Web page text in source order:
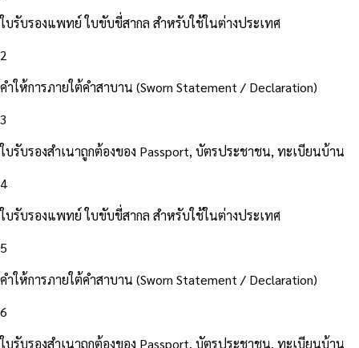
ใบรับรองแพทย์ ใบขับขี่สากล สำหรับใช้ในต่างประเทศ
2
คำให้การภายใต้คำสาบาน (Sworn Statement / Declaration)
3
ใบรับรองสำเนาถูกต้องของ Passport, บัตรประชาชน, ทะเบียนบ้าน
4
ใบรับรองแพทย์ ใบขับขี่สากล สำหรับใช้ในต่างประเทศ
5
คำให้การภายใต้คำสาบาน (Sworn Statement / Declaration)
6
ใบรับรองสำเนาถูกต้องของ Passport, บัตรประชาชน, ทะเบียนบ้าน